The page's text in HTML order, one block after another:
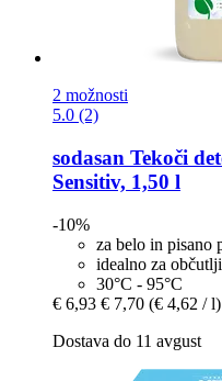
2 možnosti
5.0 (2)
sodasan Tekoči
Sensitiv, 1,50 l
-10%
za belo in pisano
idealno za
30°C - 95°C
€ 6,93 € 7,70 (€ 4,62 / l)
Dostava do 11 avgust